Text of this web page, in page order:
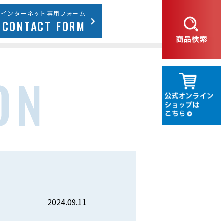
インターネット専用フォーム
CONTACT FORM
2024.09.11